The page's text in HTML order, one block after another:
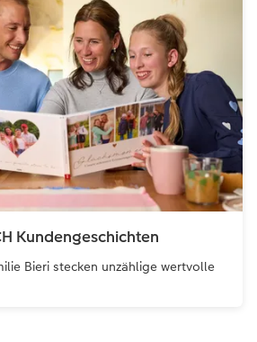
Kundengeschichten
Bieri stecken unzählige wertvolle